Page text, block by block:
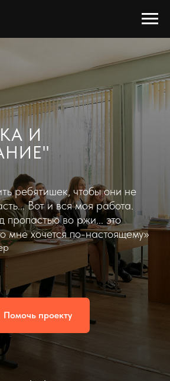
И
ребятишек, чтобы они не
Вот и вся моя работа.
пропастью во ржи... это
мне хочется по-настоящему»
Помочь проекту